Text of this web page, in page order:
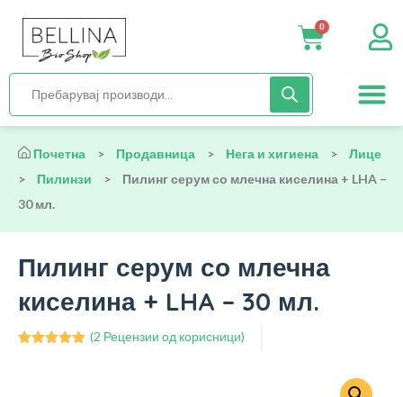
0
Почетна > Продавница > Нега и хигиена >
Лице
>
Пилинзи >
Пилинг серум со млечна киселина + LHA –
30 мл.
Пилинг серум со млечна
киселина + LHA – 30 мл.
(2 Рецензии од корисници)